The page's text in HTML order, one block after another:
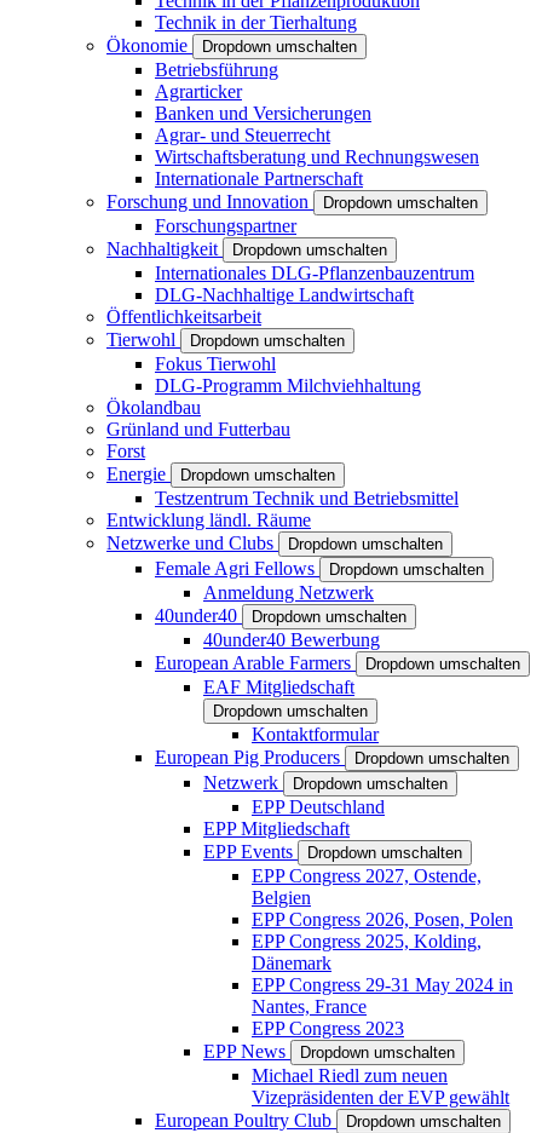
Technik in der Tierhaltung
Ökonomie
Dropdown umschalten
Betriebsführung
Agrarticker
Banken und Versicherungen
Agrar- und Steuerrecht
Wirtschaftsberatung und Rechnungswesen
Internationale Partnerschaft
Forschung und Innovation
Dropdown umschalten
Forschungspartner
Nachhaltigkeit
Dropdown umschalten
Internationales DLG-Pflanzenbauzentrum
DLG-Nachhaltige Landwirtschaft
Öffentlichkeitsarbeit
Tierwohl
Dropdown umschalten
Fokus Tierwohl
DLG-Programm Milchviehhaltung
Ökolandbau
Grünland und Futterbau
Forst
Energie
Dropdown umschalten
Testzentrum Technik und Betriebsmittel
Entwicklung ländl. Räume
Netzwerke und Clubs
Dropdown umschalten
Female Agri Fellows Dropdown umschalten
Anmeldung Netzwerk
40under40
Dropdown umschalten
40under40 Bewerbung
European Arable Farmers
Dropdown umschalten
EAF Mitgliedschaft
Dropdown umschalten
Kontaktformular
European Pig Producers
Dropdown umschalten
Netzwerk Dropdown umschalten
EPP Deutschland
EPP Mitgliedschaft
EPP Events
Dropdown umschalten
EPP Congress 2027, Ostende,
Belgien
EPP Congress 2026, Posen, Polen
EPP Congress 2025, Kolding,
Dänemark
EPP Congress 29-31 May 2024 in
Nantes, France
EPP Congress 2023
EPP News
Dropdown umschalten
Michael Riedl zum neuen
Vizepräsidenten der EVP gewählt
European Poultry Club
Dropdown umschalten